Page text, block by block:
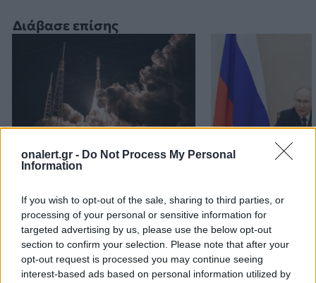
onalert.gr - Do Not Process My Personal
Information
If you wish to opt-out of the sale, sharing to third parties, or
processing of your personal or sensitive information for
targeted advertising by us, please use the below opt-out
section to confirm your selection. Please note that after your
opt-out request is processed you may continue seeing
interest-based ads based on personal information utilized by
Διάβασε επίσης
Ελληνικοί δορυφόροι και
στρατιωτική χρήση: Ο
σχεδιασμός του ΓΕΕΘΑ για
αξιοποίηση της
πληροφορίας
ΝΑΤΟ με
εισβολή,
αμερικανικές
υπηρεσίες